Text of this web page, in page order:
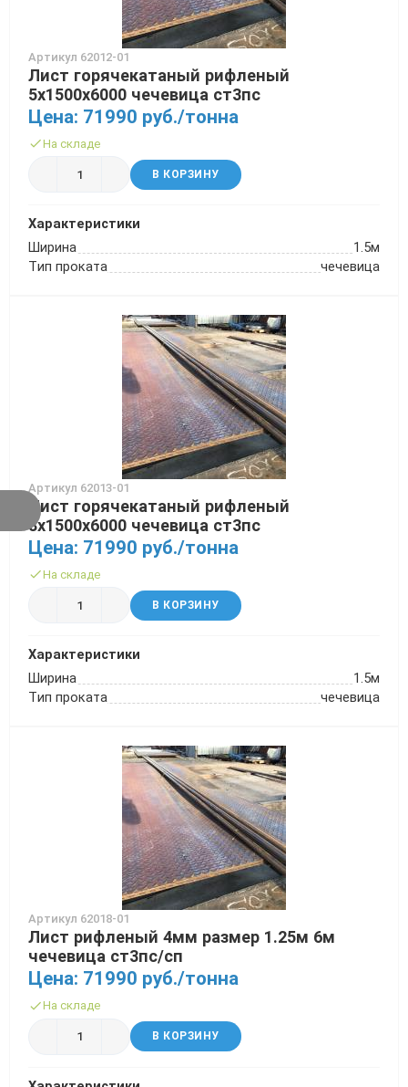
Артикул 62012-01
Лист горячекатаный рифленый
5х1500х6000 чечевица ст3пс
Цена: 71990 руб./тонна
На складе
В КОРЗИНУ
Характеристики
Ширина
1.5м
Тип проката
чечевица
Артикул 62013-01
Лист горячекатаный рифленый
8х1500х6000 чечевица ст3пс
Цена: 71990 руб./тонна
На складе
В КОРЗИНУ
Характеристики
Ширина
1.5м
Тип проката
чечевица
Артикул 62018-01
Лист рифленый 4мм размер 1.25м 6м
чечевица ст3пс/сп
Цена: 71990 руб./тонна
На складе
В КОРЗИНУ